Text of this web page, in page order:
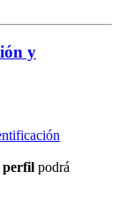
y
podrá